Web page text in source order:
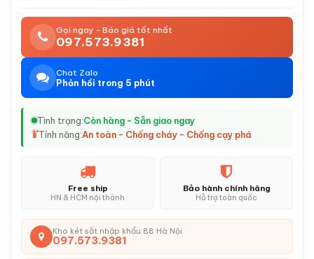
Gọi ngay - Báo giá tốt nhất
097.573.9381
Chat Zalo
Phản hồi trong 5 phút
Tình trạng:Còn hàng - Sẵn giao ngay
Tính năng:An toàn - Chống cháy - Chống cạy phá
Free ship
HN & HCM nội thành
Bảo hành chính hãng
Hỗ trợ toàn quốc
Kho két sắt nhập khẩu 88 Hà Nội
097.573.9381